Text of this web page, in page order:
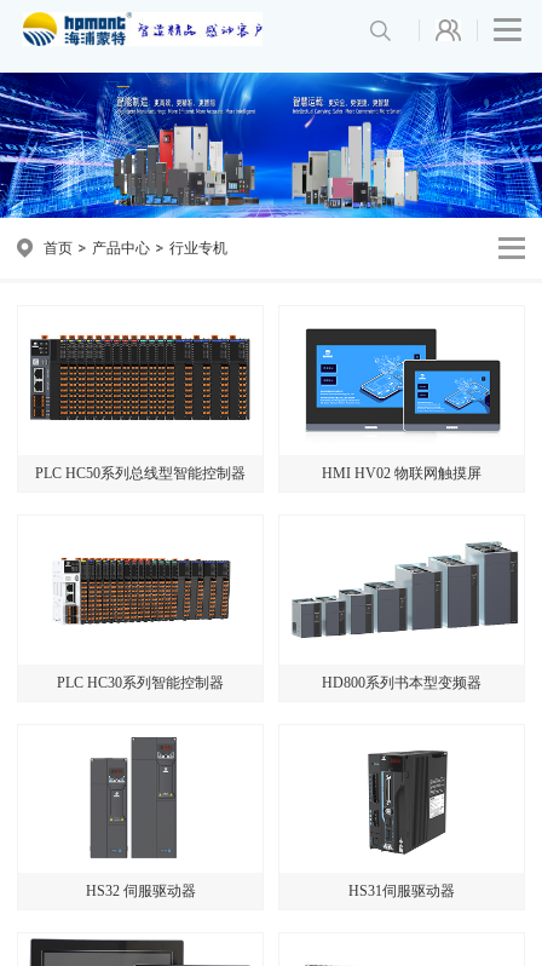
首页 产品中心 行业专机
PLC HC50系列总线型智能控制器 HMI HV02 物联网触摸屏
PLC HC30系列智能控制器 HD800系列书本型变频器
HS32 伺服驱动器 HS31伺服驱动器